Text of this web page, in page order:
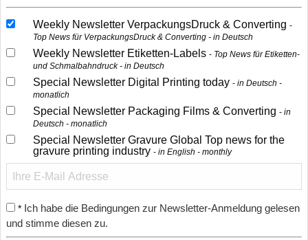
Weekly Newsletter VerpackungsDruck & Converting
Top News für VerpackungsDruck & Converting - in Deutsch
Weekly Newsletter Etiketten-Labels
Top News für Etiketten-
und Schmalbahndruck - in Deutsch
Special Newsletter Digital Printing today
in Deutsch -
monatlich
Special Newsletter Packaging Films & Converting
in
Deutsch - monatlich
Special Newsletter Gravure Global Top news for the
gravure printing industry
in English - monthly
* Ich habe die Bedingungen zur Newsletter-Anmeldung gelesen
und stimme diesen zu.